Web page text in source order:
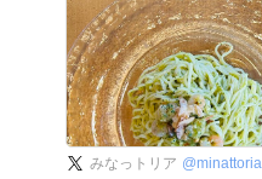
みなっトリア @minattoria